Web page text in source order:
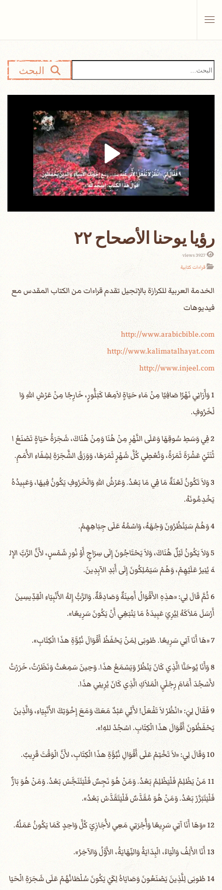
البحث
رؤيا يوحنا الأصحاح ٢٢
3927 views
قراءات كتابية
الخدمة العربية للكرازة بالإنجيل تقدم قراءات من الكتاب المقدس مع
فيديوهات
http://www.arabicbible.com
http://www.kalimatalhayat.com
http://www.injeel.com
1 وَأَرَانِي نَهْرًا صَافِيًا مِنْ مَاءِ حَيَاةٍ لاَمِعًا كَبَلُّورٍ، خَارِجًا مِنْ عَرْشِ اللهِ وَا
لْخَرُوفِ.
2 فِي وَسَطِ سُوقِهَا وَعَلَى النَّهْرِ مِنْ هُنَا وَمِنْ هُنَاكَ، شَجَرَةُ حَيَاةٍ تَصْنَعُ ا
ثْنَتَيْ عَشْرَةَ ثَمَرَةً، وَتُعْطِي كُلَّ شَهْرٍ ثَمَرَهَا، وَوَرَقُ الشَّجَرَةِ لِشِفَاءِ الأُمَمِ.
3 وَلاَ تَكُونُ لَعْنَةٌ مَا فِي مَا بَعْدُ. وَعَرْشُ اللهِ وَالْخَرُوفِ يَكُونُ فِيهَا، وَعَبِيدُهُ
يَخْدِمُونَهُ.
4 وَهُمْ سَيَنْظُرُونَ وَجْهَهُ، وَاسْمُهُ عَلَى جِبَاهِهِمْ.
5 وَلاَ يَكُونُ لَيْلٌ هُنَاكَ، وَلاَ يَحْتَاجُونَ إِلَى سِرَاجٍ أَوْ نُورِ شَمْسٍ، لأَنَّ الرَّبَّ الإِل
هَ يُنِيرُ عَلَيْهِمْ، وَهُمْ سَيَمْلِكُونَ إِلَى أَبَدِ الآبِدِينَ.
6 ثُمَّ قَالَ لِي: «هذِهِ الأَقْوَالُ أَمِينَةٌ وَصَادِقَةٌ. وَالرَّبُّ إِلهُ الأَنْبِيَاءِ الْقِدِّيسِينَ
أَرْسَلَ مَلاَكَهُ لِيُرِيَ عَبِيدَهُ مَا يَنْبَغِي أَنْ يَكُونَ سَرِيعًا».
7 «هَا أَنَا آتِي سَرِيعًا. طُوبَى لِمَنْ يَحْفَظُ أَقْوَالَ نُبُوَّةِ هذَا الْكِتَابِ».
8 وَأَنَا يُوحَنَّا الَّذِي كَانَ يَنْظُرُ وَيَسْمَعُ هذَا. وَحِينَ سَمِعْتُ وَنَظَرْتُ، خَرَرْتُ
لأَسْجُدَ أَمَامَ رِجْلَيِ الْمَلاَكِ الَّذِي كَانَ يُرِينِي هذَا.
9 فَقَالَ لِيَ: «انْظُرْ لاَ تَفْعَلْ! لأَنِّي عَبْدٌ مَعَكَ وَمَعَ إِخْوَتِكَ الأَنْبِيَاءِ، وَالَّذِينَ
يَحْفَظُونَ أَقْوَالَ هذَا الْكِتَابِ. اسْجُدْ للهِ!».
10 وَقَالَ لِي: «لاَ تَخْتِمْ عَلَى أَقْوَالِ نُبُوَّةِ هذَا الْكِتَابِ، لأَنَّ الْوَقْتَ قَرِيبٌ.
11 مَنْ يَظْلِمْ فَلْيَظْلِمْ بَعْدُ. وَمَنْ هُوَ نَجِسٌ فَلْيَتَنَجَّسْ بَعْدُ. وَمَنْ هُوَ بَارٌّ
فَلْيَتَبَرَّرْ بَعْدُ. وَمَنْ هُوَ مُقَدَّسٌ فَلْيَتَقَدَّسْ بَعْدُ».
12 «وَهَا أَنَا آتِي سَرِيعًا وَأُجْرَتِي مَعِي لأُجَازِيَ كُلَّ وَاحِدٍ كَمَا يَكُونُ عَمَلُهُ.
13 أَنَا الأَلِفُ وَالْيَاءُ، الْبِدَايَةُ وَالنِّهَايَةُ، الأَوَّلُ وَالآخِرُ».
14 طُوبَى لِلَّذِينَ يَصْنَعُونَ وَصَايَاهُ لِكَيْ يَكُونَ سُلْطَانُهُمْ عَلَى شَجَرَةِ الْحَيَا